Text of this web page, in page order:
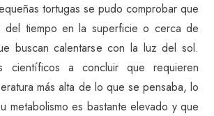
tortugas se pudo comprobar que
del tiempo en la superficie o cerca de
buscan calentarse con la luz del sol.
científicos a concluir que requieren
más alta de lo que se pensaba, lo
metabolismo es bastante elevado y que